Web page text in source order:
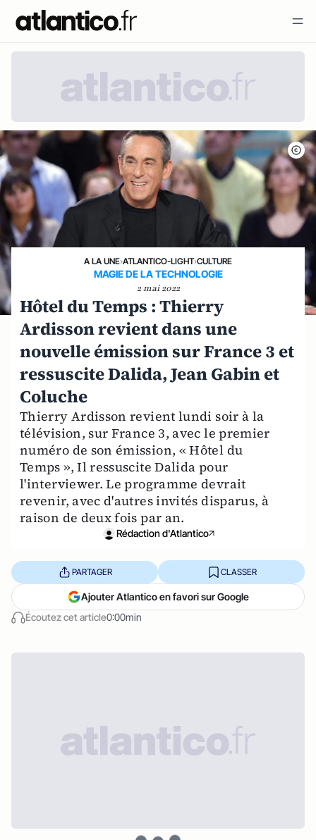
A LA UNE›ATLANTICO-LIGHT›CULTURE
MAGIE DE LA TECHNOLOGIE
2 mai 2022
Hôtel du Temps : Thierry
Ardisson revient dans une
nouvelle émission sur France 3 et
ressuscite Dalida, Jean Gabin et
Coluche
Thierry Ardisson revient lundi soir à la
télévision, sur France 3, avec le premier
numéro de son émission, « Hôtel du
Temps », Il ressuscite Dalida pour
l'interviewer. Le programme devrait
revenir, avec d'autres invités disparus, à
raison de deux fois par an.
Rédaction d'Atlantico
Écoutez cet article0:00min
PARTAGER CLASSER
Ajouter Atlantico en favori sur Google